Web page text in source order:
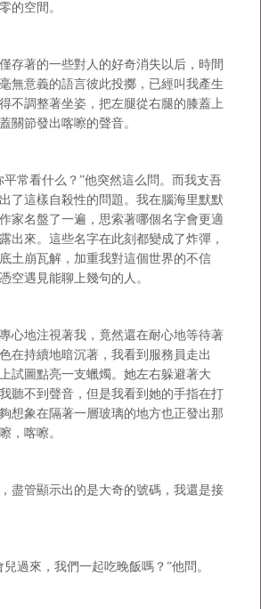
的空間。
存著的一些對人的好奇消失以后，時間
無意義的語言彼此投擲，已經叫我產生
不調整著坐姿，把左腿從右腿的膝蓋上
關節發出喀嚓的聲音。
平常看什么？”他突然這么問。而我支吾
了這樣自殺性的問題。我在腦海里默默
家名盤了一遍，思索著哪個名字會更適
出來。這些名字在此刻都變成了炸彈，
土崩瓦解，加重我對這個世界的不信
空遇見能聊上幾句的人。
心地注視著我，竟然還在耐心地等待著
在持續地暗沉著，我看到服務員走出
試圖點亮一支蠟燭。她左右躲避著大
聽不到聲音，但是我看到她的手指在打
想象在隔著一層玻璃的地方也正發出那
，喀嚓。
盡管顯示出的是大奇的號碼，我還是接
過來，我們一起吃晚飯嗎？”他問。